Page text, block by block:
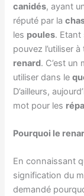
canidés, ayant
réputé par la
les poules.
pouvez l’utiliser
renard. C’est un
utiliser dans le
D’ailleurs,
mot pour les
Pourquoi le
En connaissant
signification du
demandé